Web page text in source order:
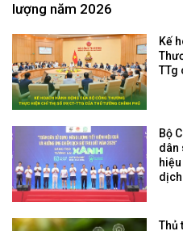
lượng năm 2026
Kế
TTg
Bộ
dân
Thủ